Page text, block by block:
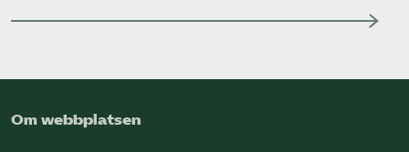
Om webbplatsen